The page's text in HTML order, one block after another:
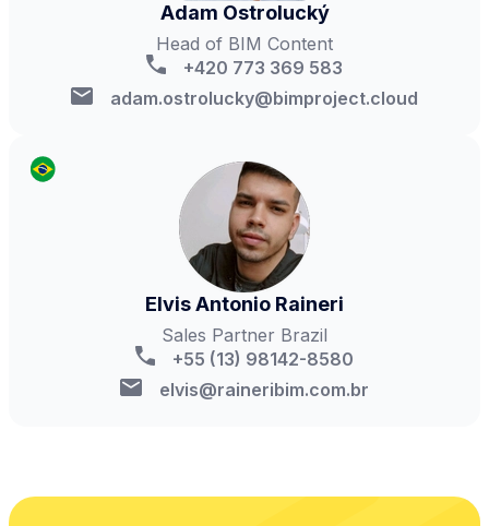
Adam Ostrolucký
Head of BIM Content
+420 773 369 583
adam.ostrolucky@bimproject.cloud
Elvis Antonio Raineri
Sales Partner Brazil
+55 (13) 98142-8580
elvis@raineribim.com.br